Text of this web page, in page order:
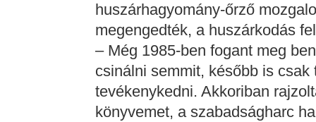
huszárhagyomány-őrző
megengedték, a huszárkodás
– Még 1985-ben fogant meg
csinálni semmit, később is
tevékenykedni. Akkoriban
könyvemet, a szabadságharc